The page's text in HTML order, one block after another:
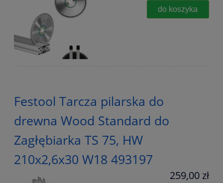
do koszyka
Festool Tarcza pilarska do
drewna Wood Standard do
Zagłębiarka TS 75, HW
210x2,6x30 W18 493197
259,00 zł